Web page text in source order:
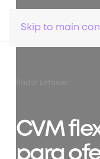
Skip to main
CVM
para